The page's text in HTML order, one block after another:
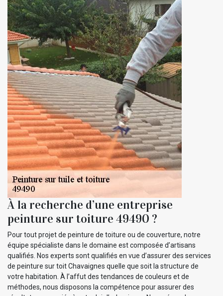
À la recherche d’une entreprise
peinture sur toiture 49490 ?
Pour tout projet de peinture de toiture ou de couverture, notre
équipe spécialiste dans le domaine est composée d’artisans
qualifiés. Nos experts sont qualifiés en vue d’assurer des services
de peinture sur toit Chavaignes quelle que soit la structure de
votre habitation. À l’affut des tendances de couleurs et de
méthodes, nous disposons la compétence pour assurer des